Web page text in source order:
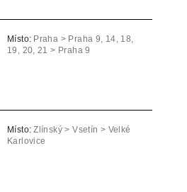
Místo: Praha > Praha 9, 14, 18,
19, 20, 21 > Praha 9
Místo: Zlínský > Vsetín > Velké
Karlovice